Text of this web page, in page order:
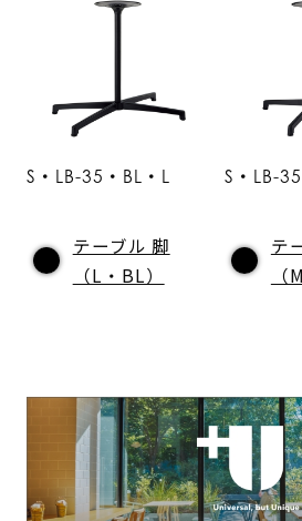
S・LB-35・BL・L
テーブル 脚
（L・BL）
S・LB-
テ
（